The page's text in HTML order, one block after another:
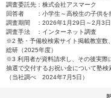
調査委託先：株式会社アスマーク
回答者 ：小学生～高校生の子供を
調査期間 ：2026年1月29日～2月3日
調査手法 ：インターネット調査
※2 塾・予備校検索サイト掲載教室数
総研（2025年度）
※3 利用者が資料請求し、その後実際
抽選で交付するお祝い金について塾
（当社調べ 2024年7月5日）